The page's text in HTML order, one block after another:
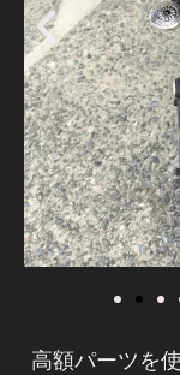
高額パーツを